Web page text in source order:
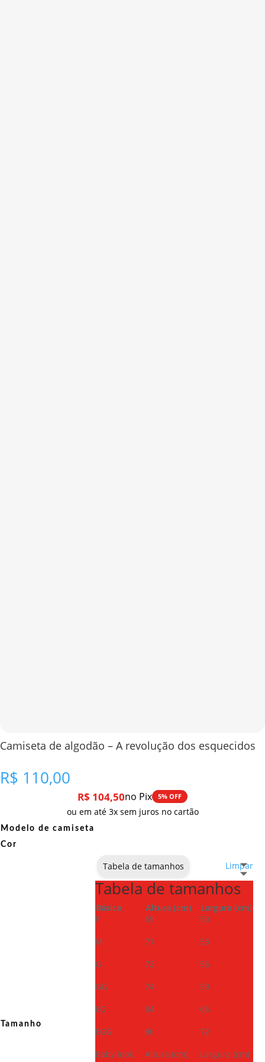
Camiseta de algodão – A revolução dos esquecidos
R$ 110,00
R$ 104,50no Pix 5% OFF
ou em até 3x sem juros no cartão
Modelo de camiseta
Cor
Tamanho
Limpar
Tabela de tamanhos
Tabela de tamanhos
Básica Altura (cm)
Largura (cm)
P
69
50
M
71
53
G
72
56
GG
74
59
EG
84
66
EGG
86
72
Baby look
Altura (cm)
Largura (cm)